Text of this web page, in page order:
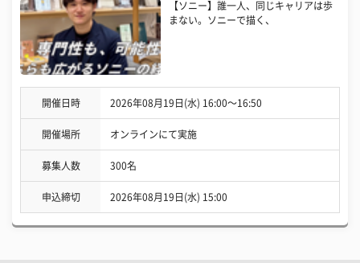
【ソニー】誰一人、同じキャリアは歩
まない。ソニーで描く、
開催日時 2026年08月19日(水) 16:00〜16:50
開催場所 オンラインにて実施
募集人数 300名
申込締切 2026年08月19日(水) 15:00